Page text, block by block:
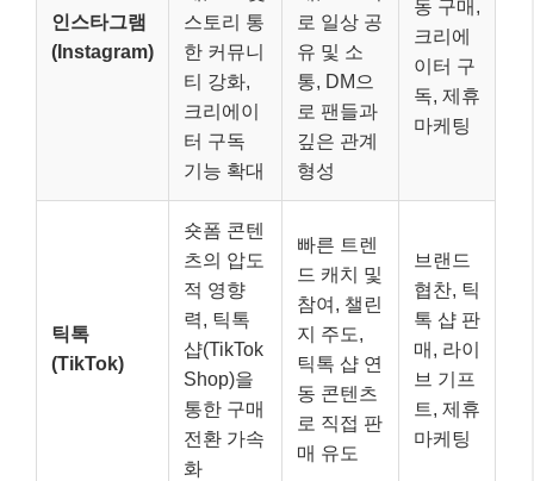
인스타그램
(Instagram)
스토리 통
한 커뮤니
티 강화,
크리에이
터 구독
기능 확대
로 일상 공
유 및 소
통, DM으
로 팬들과
깊은 관계
형성
동 구매,
크리에
이터 구
독, 제휴
마케팅
틱톡
(TikTok)
숏폼 콘텐
츠의 압도
적 영향
력, 틱톡
샵(TikTok
Shop)을
통한 구매
전환 가속
화
빠른 트렌
드 캐치 및
참여, 챌린
지 주도,
틱톡 샵 연
동 콘텐츠
로 직접 판
매 유도
브랜드
협찬, 틱
톡 샵 판
매, 라이
브 기프
트, 제휴
마케팅